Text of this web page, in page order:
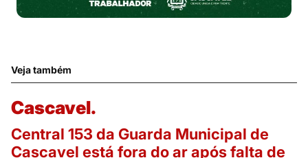
Veja também
Cascavel.
Central 153 da Guarda Municipal de
Cascavel está fora do ar após falta de